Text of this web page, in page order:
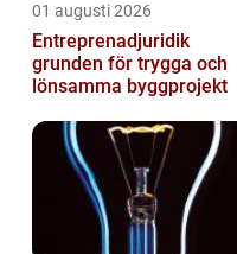
01 augusti 2026
Entreprenadjuridik
grunden för trygga och
lönsamma byggprojekt